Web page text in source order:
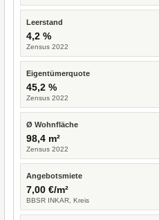
Leerstand
4,2 %
Zensus 2022
Eigentümerquote
45,2 %
Zensus 2022
Ø Wohnfläche
98,4 m²
Zensus 2022
Angebotsmiete
7,00 €/m²
BBSR INKAR, Kreis